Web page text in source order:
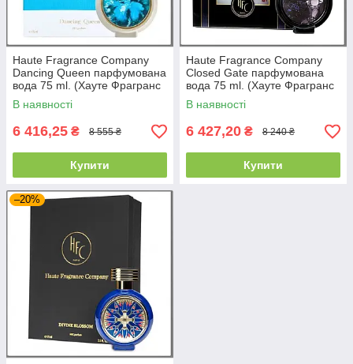
Haute Fragrance Company
Dancing Queen парфумована
вода 75 ml. (Хауте Фрагранс
Компані Дансинг Квін)
В наявності
6 416,25 ₴ 8 555 ₴
Купити
Haute Fragrance Company
Closed Gate парфумована
вода 75 ml. (Хауте Фрагранс
Компані Закриті ворота)
В наявності
6 427,20 ₴ 8 240 ₴
Купити
–20%